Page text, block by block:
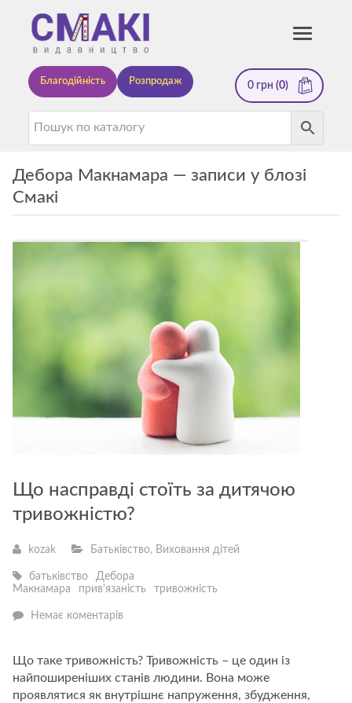
—
видавництво
Toggle
Благодійність Розпродаж 0 грн (0)
Дебора Макнамара — записи у блозі
Смакі
Що насправді стоїть за дитячою
тривожністю?
kozak Батьківство, Виховання дітей
батьківство
Дебора
Макнамара
прив'язаність тривожність
Немає коментарів—
за
дитячою
тривожністю?
Що таке тривожність? Тривожність – це один із
найпоширеніших станів людини. Вона може
проявлятися як внутрішнє напруження, збудження,